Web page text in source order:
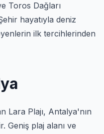
Toros Dağları
hayatıyla deniz
ilk tercihlerinden
Lara Plajı, Antalya'nın
Geniş plaj alanı ve